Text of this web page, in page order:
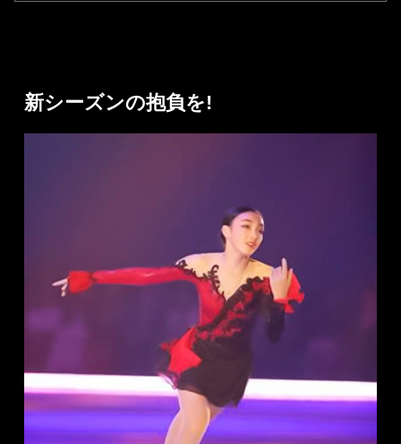
新シーズンの抱負を!